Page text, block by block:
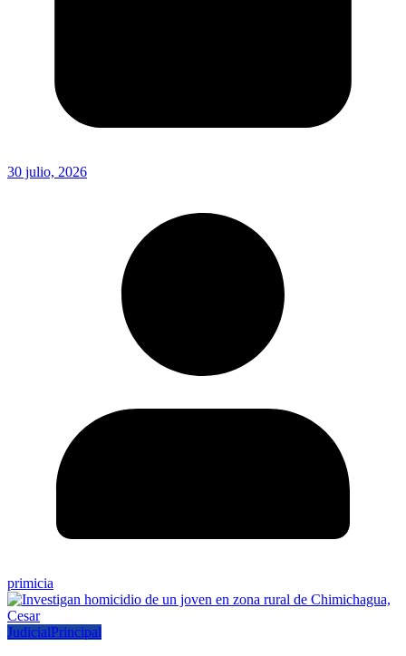
30 julio, 2026
primicia
JudicialPrincipal